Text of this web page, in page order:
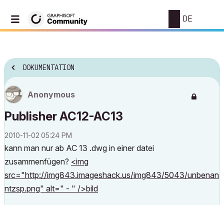
DE
DOKUMENTATION
Anonymous
Publisher AC12-AC13
‎2010-11-02 05:24 PM
kann man nur ab AC 13 .dwg in einer datei
zusammenfügen? <img
src="http://img843.imageshack.us/img843/5043/unbenan
ntzsp.png" alt=" - " />bild